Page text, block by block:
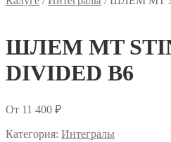
ШЛЕМ MT
DIVIDED B6
От 11 400 ₽
Категория: Интегралы